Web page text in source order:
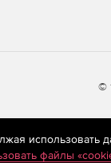
©
использовать
файлы